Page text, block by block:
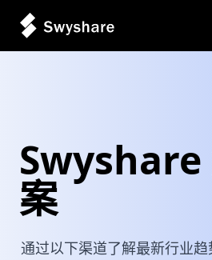
Swyshare
案
通过以下渠道了解最新行业